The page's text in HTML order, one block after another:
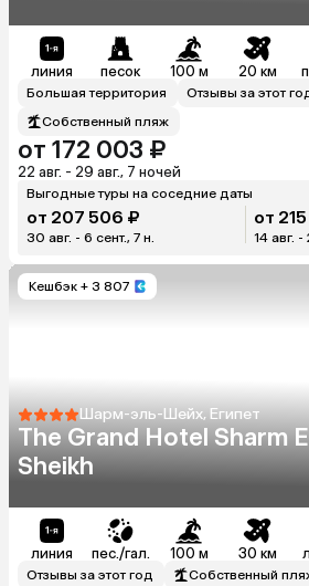
линия песок 100 м 20 км
Большая территория
Отзывы за этот
Собственный пляж
от 172 003 ₽
22 авг. - 29 авг., 7 ночей
Выгодные туры на соседние даты
от 207 506 ₽
30 авг. - 6 сент., 7 н.
от
14 авг. -
Кешбэк + 3 807
Шарм-эль-Шейх, Египет
The Grand Hotel Sharm
Sheikh
линия пес./гал. 100 м 30 км
Отзывы за этот год Собственный